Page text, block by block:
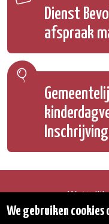
Dienst
afspraak
We gebruiken cookies